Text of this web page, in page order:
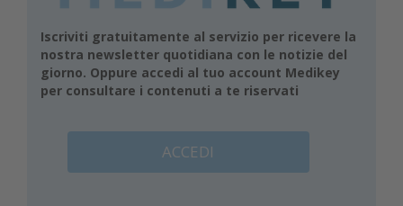
Iscriviti gratuitamente al servizio per ricevere la
nostra newsletter quotidiana con le notizie del
giorno. Oppure accedi al tuo account Medikey
per consultare i contenuti a te riservati
ACCEDI